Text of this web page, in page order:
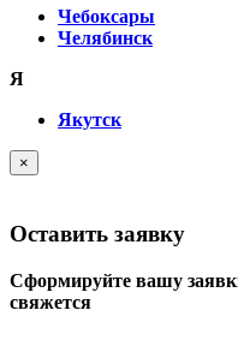
Чебоксары
Челябинск
Я
Якутск
×
Оставить заявку
Сформируйте вашу
свяжется